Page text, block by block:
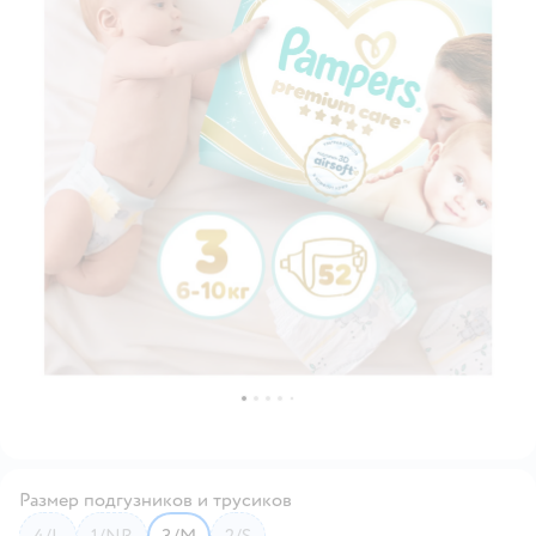
Размер подгузников и трусиков